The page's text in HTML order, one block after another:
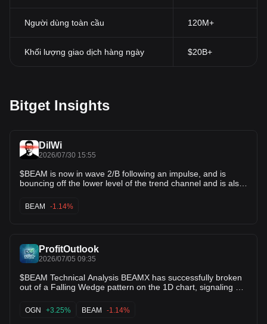
Người dùng toàn cầu 120M+
Khối lượng giao dịch hàng ngày $20B+
Bitget Insights
DilWi
2026/07/30 15:55
$BEAM is now in wave 2/B following an impulse, and is
bouncing off the lower level of the trend channel and is also
be up. 📈
BEAM -1.14%
ProfitOutlook
2026/07/05 09:35
$BEAM Technical Analysis BEAMX has successfully broken
out of a Falling Wedge pattern on the 1D chart, signaling a
buying momentum continues, the price could see a strong
mid-term bullish move in the coming weeks. 👀 Keep an eye
OGN +3.25% BEAM -1.14%